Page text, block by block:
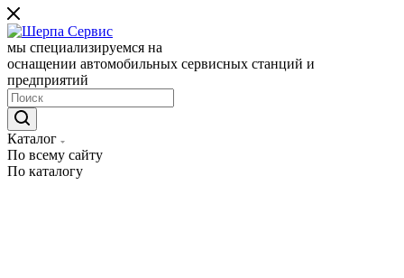
мы специализируемся на
оснащении автомобильных сервисных станций и
предприятий
Каталог
По всему сайту
По каталогу